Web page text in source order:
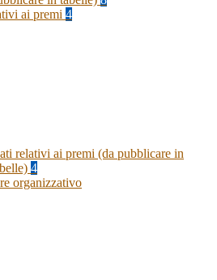
ai premi 4
relativi ai premi (da pubblicare in
4
organizzativo